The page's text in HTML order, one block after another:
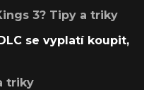
3? Tipy a triky
se vyplatí koupit,
triky